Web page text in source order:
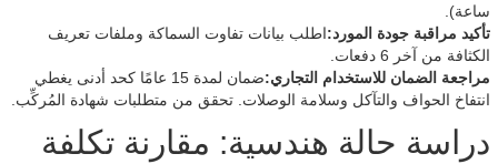
ساعة).
تأكيد مراقبة جودة المورد:اطلب بيانات تفاوت السماكة وملفات تعريف
الكثافة من آخر 6 دفعات.
مراجعة الضمان للاستخدام التجاري:
ضمان لمدة 15 عامًا كحد أدنى يغطي
انتفاخ الحواف والتآكل وسلامة الوصلات. تحقق من متطلبات شهادة المُركِّب.
دراسة حالة هندسية: مقارنة تكلفة